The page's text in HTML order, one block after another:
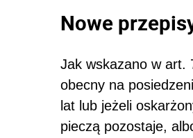
Nowe
Jak wskazano w art.
obecny na
lat lub jeżeli
pieczą pozostaje,